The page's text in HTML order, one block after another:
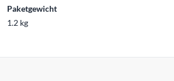
Paketgewicht
1.2 kg